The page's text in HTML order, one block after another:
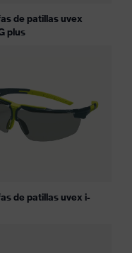
de patillas uvex
plus
de patillas uvex i-